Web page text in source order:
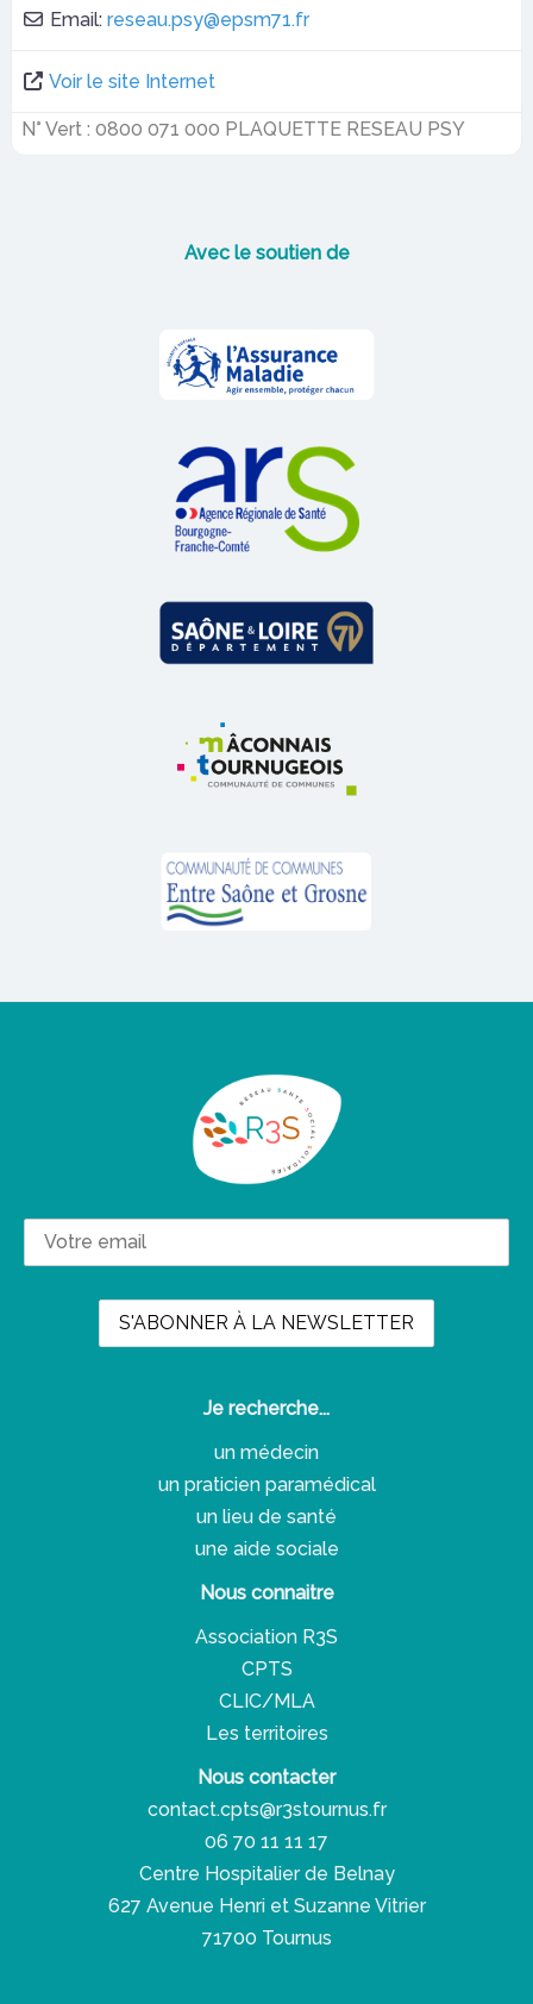
Email: reseau.psy@epsm71.fr
Voir le site Internet
N° Vert : 0800 071 000 PLAQUETTE RESEAU PSY
Avec le soutien de
Je recherche...
un médecin
un praticien paramédical
un lieu de santé
une aide sociale
Nous connaitre
Association R3S
CPTS
CLIC/MLA
Les territoires
Nous contacter
contact.cpts@r3stournus.fr
06 70 11 11 17
Centre Hospitalier de Belnay
627 Avenue Henri et Suzanne Vitrier
71700 Tournus